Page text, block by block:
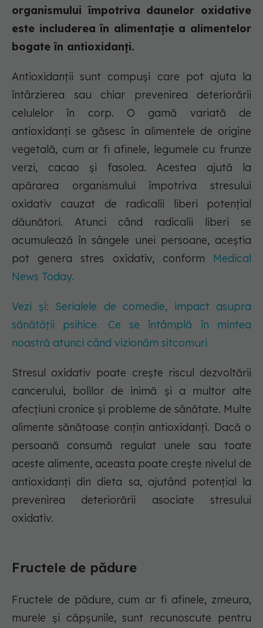
organismului împotriva daunelor oxidative
este includerea în alimentație a alimentelor
bogate în antioxidanți.
Antioxidanții sunt compuși care pot ajuta la
întârzierea sau chiar prevenirea deteriorării
celulelor în corp. O gamă variată de
antioxidanți se găsesc în alimentele de origine
vegetală, cum ar fi afinele, legumele cu frunze
verzi, cacao și fasolea. Acestea ajută la
apărarea organismului împotriva stresului
oxidativ cauzat de radicalii liberi potențial
dăunători. Atunci când radicalii liberi se
acumulează în sângele unei persoane, aceștia
pot genera stres oxidativ, conform Medical
News Today.
Vezi și: Serialele de comedie, impact asupra
sănătății psihice. Ce se întâmplă în mintea
noastră atunci când vizionăm sitcomuri
Stresul oxidativ poate crește riscul dezvoltării
cancerului, bolilor de inimă și a multor alte
afecțiuni cronice și probleme de sănătate. Multe
alimente sănătoase conțin antioxidanți. Dacă o
persoană consumă regulat unele sau toate
aceste alimente, aceasta poate crește nivelul de
antioxidanți din dieta sa, ajutând potențial la
prevenirea deteriorării asociate stresului
oxidativ.
Fructele de pădure
Fructele de pădure, cum ar fi afinele, zmeura,
murele și căpșunile, sunt recunoscute pentru